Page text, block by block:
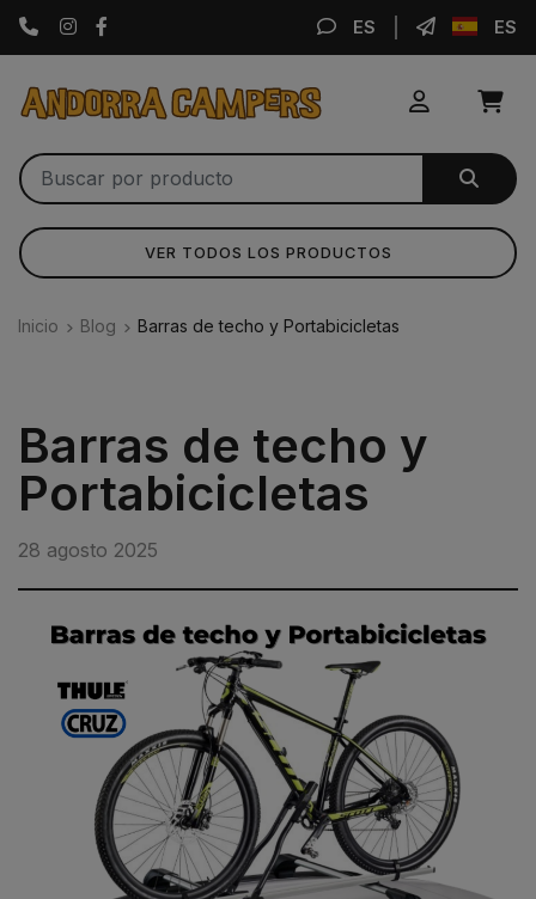
Instagram ES ES
VER TODOS LOS PRODUCTOS
Inicio Blog Barras de techo y Portabicicletas
Barras de techo y
Portabicicletas
28 agosto 2025